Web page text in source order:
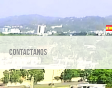
Contactanos